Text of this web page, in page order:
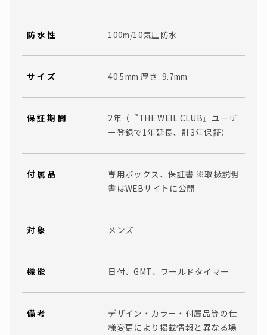
防水性 100m/10気圧防水
サイズ 40.5mm 厚さ: 9.7mm
保証期間
2年（『THE WEIL CLUB』ユーザ
ー登録で1年延長、計3年保証）
付属品
専用ボックス、保証書 ※取扱説明
書はWEBサイトに公開
対象 メンズ
機能 日付、GMT、ワールドタイマー
備考
デザイン・カラー・付属品等の仕
様変更により掲載情報と異なる場